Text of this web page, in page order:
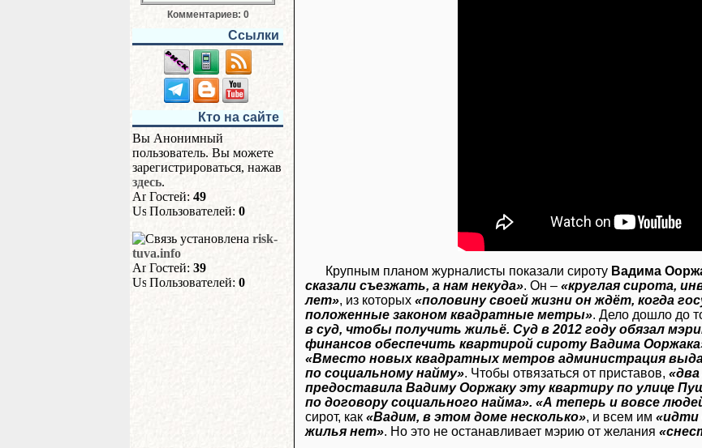
Комментариев: 0
Ссылки
Кто на сайте
Вы Анонимный
пользователь. Вы можете
зарегистрироваться, нажав
здесь.
Гостей: 49
Пользователей: 0
risk-
tuva.info
Гостей: 39
Пользователей: 0
Крупным планом журналисты показали сироту Вадима
сказали съезжать, а нам некуда». Он – «круглая сирота,
лет», из которых «половину своей жизни он ждёт, когда
положенные законом квадратные метры». Дело дошло до
в суд, чтобы получить жильё. Суд в 2012 году обязал
финансов обеспечить квартирой сироту Вадима
«Вместо новых квадратных метров администрация
по социальному найму». Чтобы отвязаться от приставов,
предоставила Вадиму Ооржаку эту квартиру по улице
по договору социального найма». «А теперь и вовсе
сирот, как «Вадим, в этом доме несколько», и всем им «идти
жилья нет». Но это не останавливает мэрию от желания